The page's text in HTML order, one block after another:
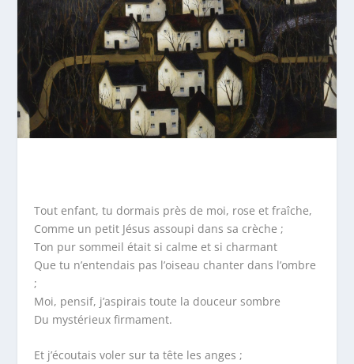
Tout enfant, tu dormais près de moi, rose et fraîche,
Comme un petit Jésus assoupi dans sa crèche ;
Ton pur sommeil était si calme et si charmant
Que tu n’entendais pas l’oiseau chanter dans l’ombre
;
Moi, pensif, j’aspirais toute la douceur sombre
Du mystérieux firmament.
Et j’écoutais voler sur ta tête les anges ;